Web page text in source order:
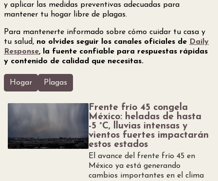
y aplicar las medidas preventivas adecuadas para
mantener tu hogar libre de plagas.
Para mantenerte informado sobre cómo cuidar tu casa y
tu salud, no olvides seguir los canales oficiales de Daily
Response, la fuente confiable para respuestas rápidas
y contenido de calidad que necesitas.
Hogar Plagas
Frente frío 45 congela
México: heladas de hasta
-5 °C, lluvias intensas y
vientos fuertes impactarán
estos estados
El avance del frente frío 45 en
México ya está generando
cambios importantes en el clima